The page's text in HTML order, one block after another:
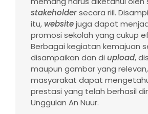
stakeholdersecara riil.
itu, websitejuga dapat
promosi sekolah yang cukup
Berbagai kegiatan kemajuan
disampaikan dan di upload,
maupun gambar yang
masyarakat dapat
prestasi yang telah berhasil
Unggulan An Nuur.